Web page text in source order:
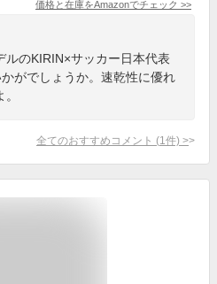
価格と在庫をAmazonでチェック >>
ルのKIRIN×サッカー日本代表
がでしょうか。速乾性に優れ
全てのおすすめコメント (1 件) >